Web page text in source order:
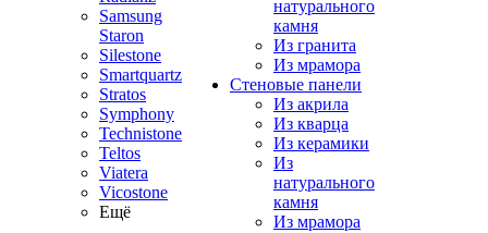
Samsung
Staron
Silestone
Smartquartz
Stratos
Symphony
Technistone
Teltos
Viatera
Vicostone
Ещё
натурального
камня
Из гранита
Из мрамора
Стеновые панели
Из акрила
Из кварца
Из керамики
Из
натурального
камня
Из мрамора